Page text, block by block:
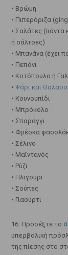
• Βρώμη
• Πιπερόριζα
• Σαλάτες (πάντα
ή σάλτσες)
• Μπανάνα (έχει
• Πεπόνι
• Κοτόπουλο ή
• Ψάρι και
• Κουνουπίδι
• Μπρόκολο
• Σπαράγγι
• Φρέσκα
• Σέλινο
• Μαϊντανός
• Ρύζι
• Πλιγούρι
• Σούπες
• Γιαούρτι
16. Προσέξτε το
υπερβολική
της πίεσης στο